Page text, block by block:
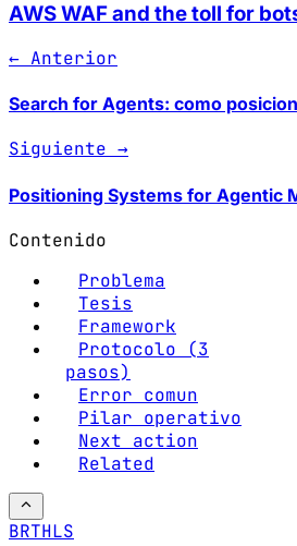
AWS WAF and the toll for
← Anterior
Search for Agents: como
Siguiente →
Positioning Systems for
Contenido
Problema
Tesis
Framework
Protocolo (3
pasos)
Error comun
Pilar operativo
Next action
Related
BRTHLS